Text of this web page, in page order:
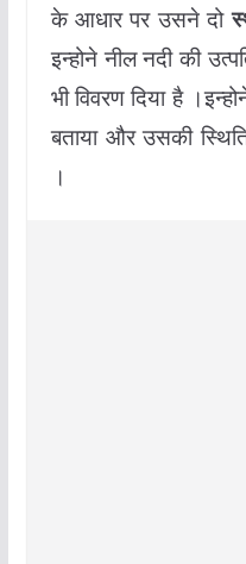
के आधार पर उसने दो
इन्होने नील नदी की
भी विवरण दिया है
बताया और उसकी
।